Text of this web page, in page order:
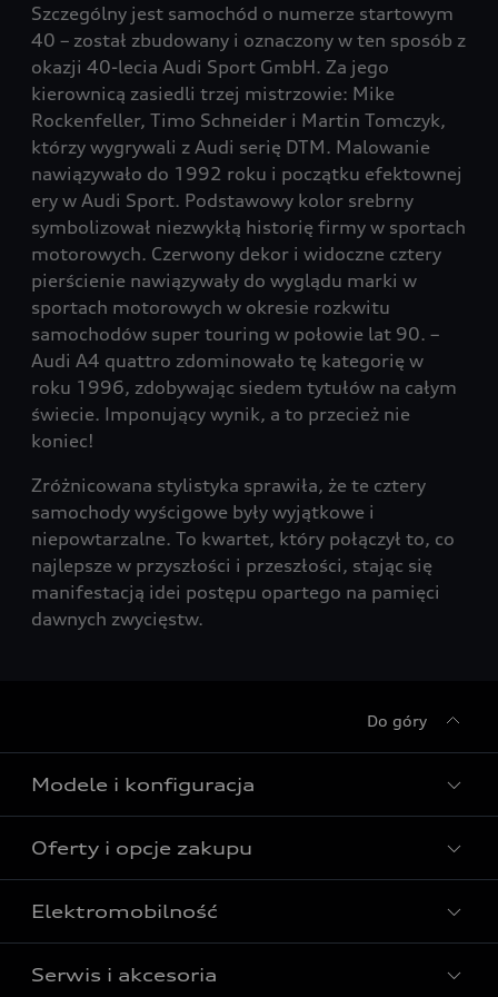
Szczególny jest samochód o numerze startowym
40 – został zbudowany i oznaczony w ten sposób z
okazji 40-lecia Audi Sport GmbH. Za jego
kierownicą zasiedli trzej mistrzowie: Mike
Rockenfeller, Timo Schneider i Martin Tomczyk,
którzy wygrywali z Audi serię DTM. Malowanie
nawiązywało do 1992 roku i początku efektownej
ery w Audi Sport. Podstawowy kolor srebrny
symbolizował niezwykłą historię firmy w sportach
motorowych. Czerwony dekor i widoczne cztery
pierścienie nawiązywały do wyglądu marki w
sportach motorowych w okresie rozkwitu
samochodów super touring w połowie lat 90. –
Audi A4 quattro zdominowało tę kategorię w
roku 1996, zdobywając siedem tytułów na całym
świecie. Imponujący wynik, a to przecież nie
koniec!
Zróżnicowana stylistyka sprawiła, że te cztery
samochody wyścigowe były wyjątkowe i
niepowtarzalne. To kwartet, który połączył to, co
najlepsze w przyszłości i przeszłości, stając się
manifestacją idei postępu opartego na pamięci
dawnych zwycięstw.
Do góry
Modele i konfiguracja
Wszystkie modele Audi
Modele elektryczne Audi
Modele Audi plug-in hybrid
Oferty i opcje zakupu
Gotowe do odbioru
Oferta Audi Business Edition
Elektromobilność
Poznaj nasze modele elektryczne
Serwis i akcesoria